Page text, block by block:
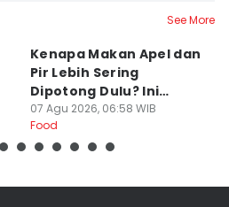
See More
Kenapa Makan Apel dan
Pir Lebih Sering
Dipotong Dulu? Ini
Alasannya
07 Agu 2026, 06:58 WIB
Food